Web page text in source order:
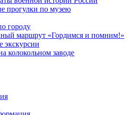
прогулки по музею
городу
маршрут «Гордимся и помним!»
экскурсии
колокольном заводе